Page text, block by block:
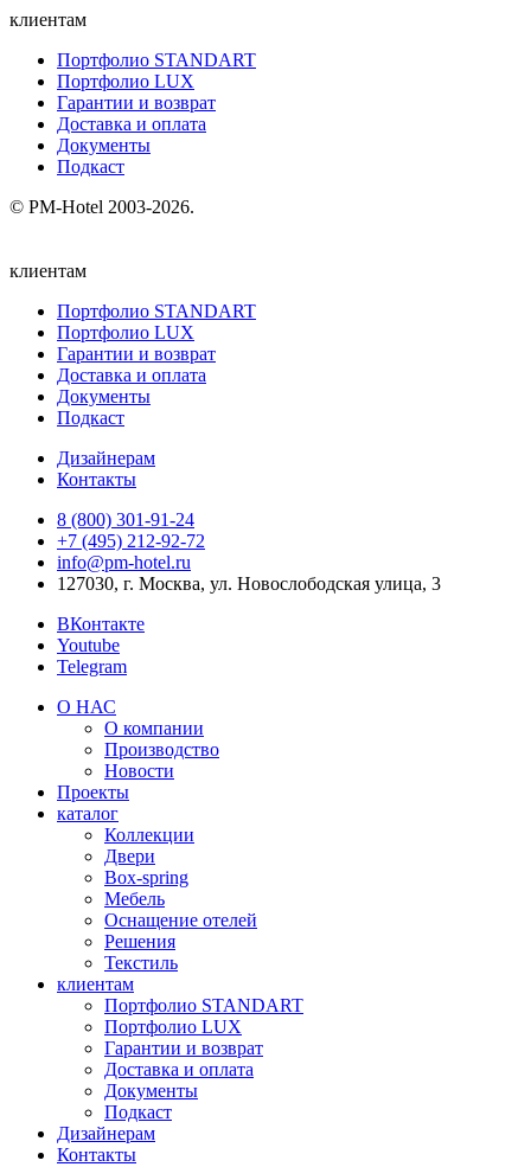
клиентам
Портфолио STANDART
Портфолио LUX
Гарантии и возврат
Доставка и оплата
Документы
Подкаст
© PM-Hotel 2003-2026.
клиентам
Портфолио STANDART
Портфолио LUX
Гарантии и возврат
Доставка и оплата
Документы
Подкаст
Дизайнерам
Контакты
8 (800) 301‑91‑24
+7 (495) 212‑92‑72
info@pm-hotel.ru
127030, г. Москва, ул. Новослободская улица, 3
ВКонтакте
Youtube
Telegram
О НАС
О компании
Производство
Новости
Проекты
каталог
Коллекции
Двери
Box-spring
Мебель
Оснащение отелей
Решения
Текстиль
клиентам
Портфолио STANDART
Портфолио LUX
Гарантии и возврат
Доставка и оплата
Документы
Подкаст
Дизайнерам
Контакты